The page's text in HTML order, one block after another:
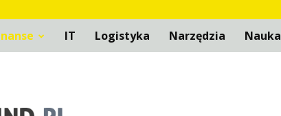
IT Logistyka Narzędzia Nauka